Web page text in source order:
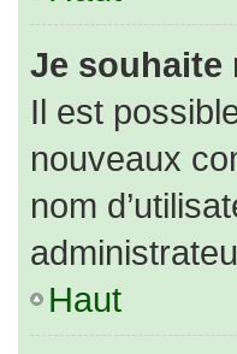
Je souhaite
Il est
nouveaux
nom
Haut